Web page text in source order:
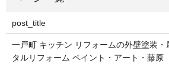
post_title
一戸町 キッチン リフォームの外壁塗装・
タルリフォーム ペイント・アート・藤原